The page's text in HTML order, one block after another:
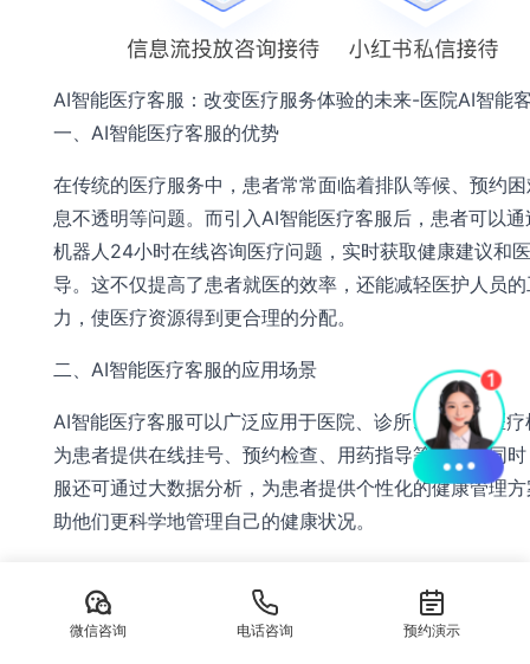
AI智能医疗客服：改变医疗服务体验的未来-医院AI智能
一、AI智能医疗客服的优势
在传统的医疗服务中，患者常常面临着排队等候、预约
息不透明等问题。而引入AI智能医疗客服后，患者可以
机器人24小时在线咨询医疗问题，实时获取健康建议和
导。这不仅提高了患者就医的效率，还能减轻医护人员
力，使医疗资源得到更合理的分配。
二、AI智能医疗客服的应用场景
AI智能医疗客服可以广泛应用于医院、诊所、药店等医
为患者提供在线挂号、预约检查、用药指导等服务。同
服还可通过大数据分析，为患者提供个性化的健康管理
助他们更科学地管理自己的健康状况。
随着人工智能技术和医疗领域的不断融合，AI智能医疗
微信咨询 电话咨询 预约演示